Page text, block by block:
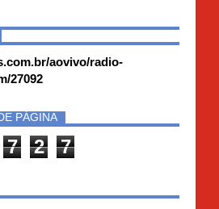
aovivo/radio-
27092
PÁGINA
7 2 7